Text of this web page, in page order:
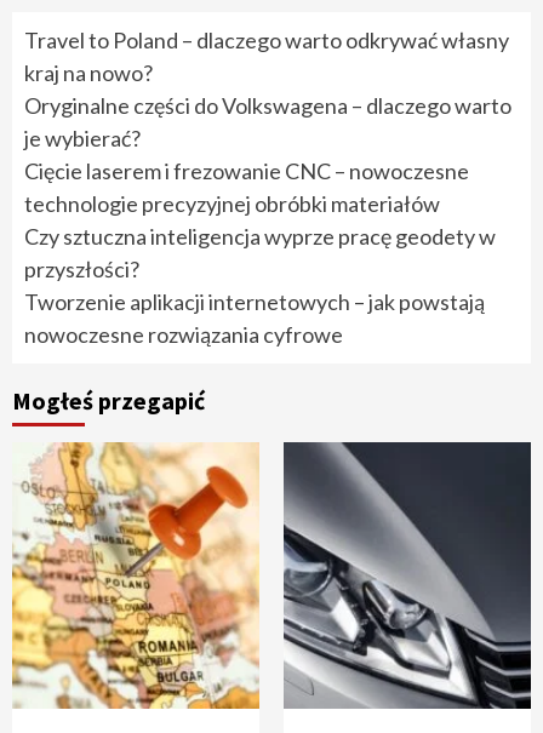
Travel to Poland – dlaczego warto odkrywać własny
kraj na nowo?
Oryginalne części do Volkswagena – dlaczego warto
je wybierać?
Cięcie laserem i frezowanie CNC – nowoczesne
technologie precyzyjnej obróbki materiałów
Czy sztuczna inteligencja wyprze pracę geodety w
przyszłości?
Tworzenie aplikacji internetowych – jak powstają
nowoczesne rozwiązania cyfrowe
Mogłeś przegapić